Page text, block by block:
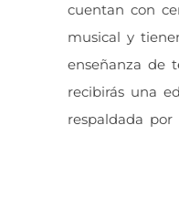
cuentan con
musical y
enseñanza de
recibirás una
respaldada por